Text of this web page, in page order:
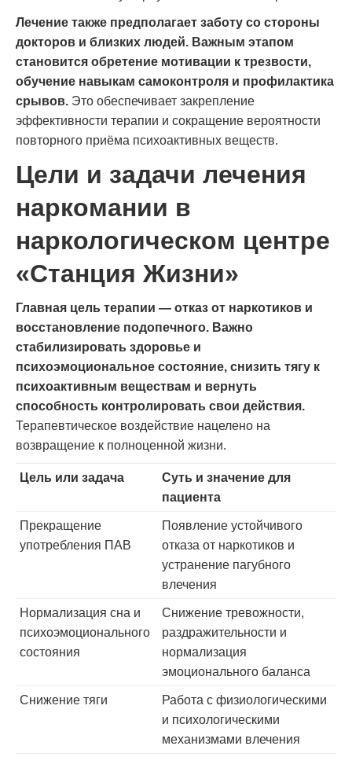
Лечение также предполагает заботу со стороны
докторов и близких людей. Важным этапом
становится обретение мотивации к трезвости,
обучение навыкам самоконтроля и профилактика
срывов. Это обеспечивает закрепление
эффективности терапии и сокращение вероятности
повторного приёма психоактивных веществ.
Цели и задачи лечения
наркомании в
наркологическом центре
«Станция Жизни»
Главная цель терапии — отказ от наркотиков и
восстановление подопечного. Важно
стабилизировать здоровье и
психоэмоциональное состояние, снизить тягу к
психоактивным веществам и вернуть
способность контролировать свои действия.
Терапевтическое воздействие нацелено на
возвращение к полноценной жизни.
Цель или задача
Суть и значение для
пациента
Прекращение
употребления ПАВ
Появление устойчивого
отказа от наркотиков и
устранение пагубного
влечения
Нормализация сна и
психоэмоционального
состояния
Снижение тревожности,
раздражительности и
нормализация
эмоционального баланса
Снижение тяги
Работа с физиологическими
и психологическими
механизмами влечения